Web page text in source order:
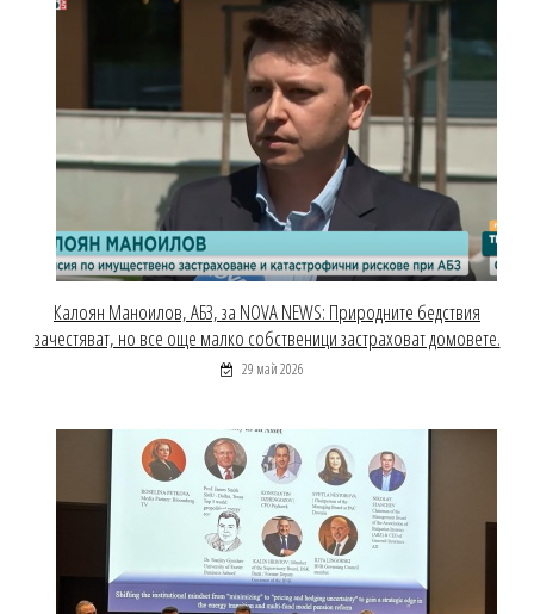
Калоян Маноилов, АБЗ, за NOVA NEWS: Природните бедствия
зачестяват, но все още малко собственици застраховат домовете.
29 май 2026